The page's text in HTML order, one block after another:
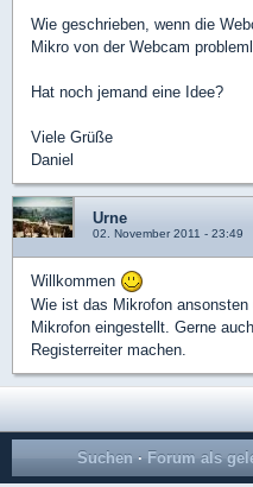
Wie geschrieben, wenn die
Mikro von der Webcam
Hat noch jemand eine Idee?
Viele Grüße
Daniel
Urne
02. November 2011 - 23:49
Willkommen
Wie ist das Mikrofon
Mikrofon eingestellt. Gerne
Registerreiter machen.
Suchen · Forum als